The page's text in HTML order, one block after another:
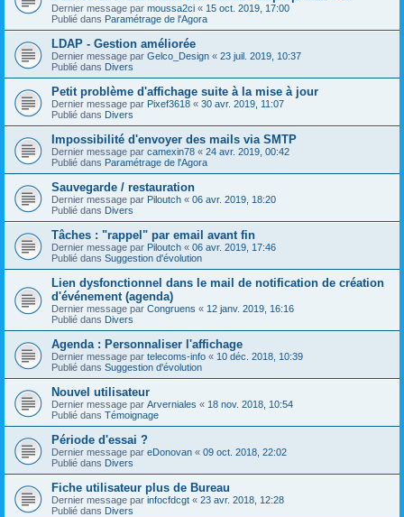
Dernier message par moussa2ci « 15 oct. 2019, 17:00
Publié dans Paramétrage de l'Agora
LDAP - Gestion améliorée
Dernier message par Gelco_Design « 23 juil. 2019, 10:37
Publié dans Divers
Petit problème d'affichage suite à la mise à jour
Dernier message par Pixef3618 « 30 avr. 2019, 11:07
Publié dans Divers
Impossibilité d'envoyer des mails via SMTP
Dernier message par camexin78 « 24 avr. 2019, 00:42
Publié dans Paramétrage de l'Agora
Sauvegarde / restauration
Dernier message par Piloutch « 06 avr. 2019, 18:20
Publié dans Divers
Tâches : "rappel" par email avant fin
Dernier message par Piloutch « 06 avr. 2019, 17:46
Publié dans Suggestion d'évolution
Lien dysfonctionnel dans le mail de notification de création
d'événement (agenda)
Dernier message par Congruens « 12 janv. 2019, 16:16
Publié dans Divers
Agenda : Personnaliser l'affichage
Dernier message par telecoms-info « 10 déc. 2018, 10:39
Publié dans Suggestion d'évolution
Nouvel utilisateur
Dernier message par Arverniales « 18 nov. 2018, 10:54
Publié dans Témoignage
Période d'essai ?
Dernier message par eDonovan « 09 oct. 2018, 22:02
Publié dans Divers
Fiche utilisateur plus de Bureau
Dernier message par infocfdcgt « 23 avr. 2018, 12:28
Publié dans Divers